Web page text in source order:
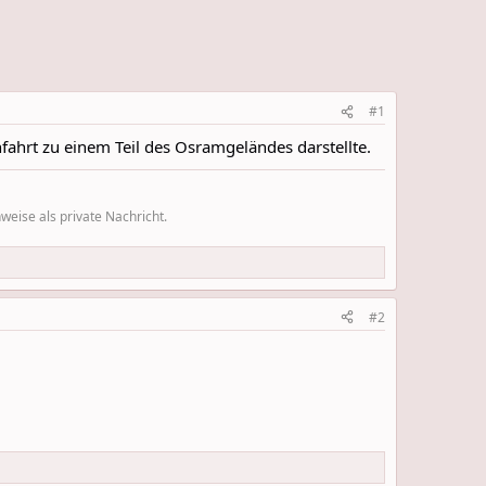
#1
zu einem Teil des Osramgeländes darstellte.
als private Nachricht.
#2